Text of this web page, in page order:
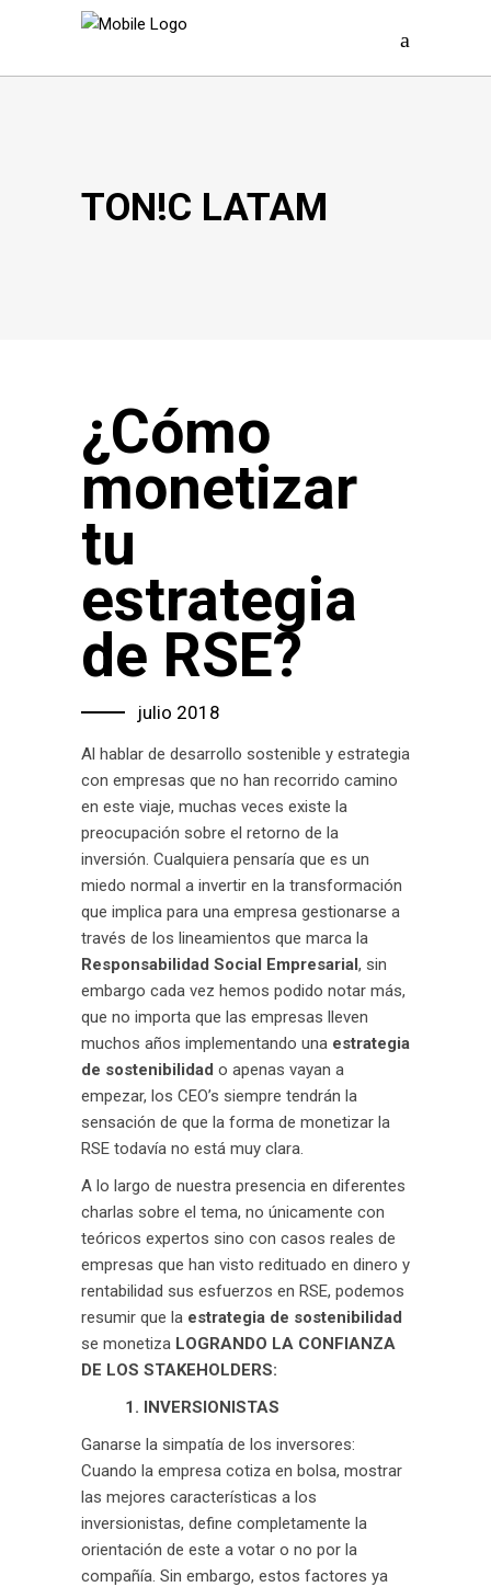
TON!C LATAM
¿Cómo
monetizar
tu
estrategia
de RSE?
julio 2018
Al hablar de desarrollo sostenible y estrategia
con empresas que no han recorrido camino
en este viaje, muchas veces existe la
preocupación sobre el retorno de la
inversión. Cualquiera pensaría que es un
miedo normal a invertir en la transformación
que implica para una empresa gestionarse a
través de los lineamientos que marca la
Responsabilidad Social Empresarial, sin
embargo cada vez hemos podido notar más,
que no importa que las empresas lleven
muchos años implementando una estrategia
de sostenibilidad o apenas vayan a
empezar, los CEO’s siempre tendrán la
sensación de que la forma de monetizar la
RSE todavía no está muy clara.
A lo largo de nuestra presencia en diferentes
charlas sobre el tema, no únicamente con
teóricos expertos sino con casos reales de
empresas que han visto redituado en dinero y
rentabilidad sus esfuerzos en RSE, podemos
resumir que la estrategia de sostenibilidad
se monetiza LOGRANDO LA CONFIANZA
DE LOS STAKEHOLDERS:
1. INVERSIONISTAS
Ganarse la simpatía de los inversores:
Cuando la empresa cotiza en bolsa, mostrar
las mejores características a los
inversionistas, define completamente la
orientación de este a votar o no por la
compañía. Sin embargo, estos factores ya